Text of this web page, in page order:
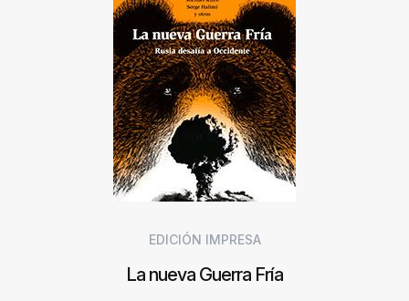
EDICIÓN IMPRESA
La nueva Guerra Fría